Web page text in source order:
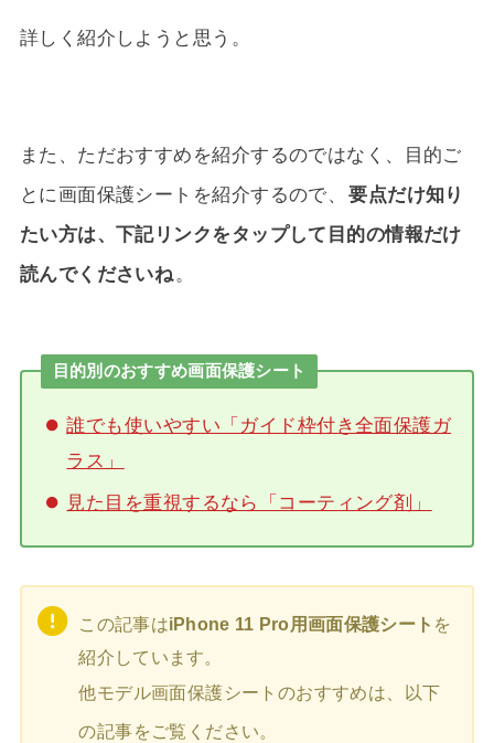
詳しく紹介しようと思う。
また、ただおすすめを紹介するのではなく、目的ご
とに画面保護シートを紹介するので、 要点だけ知り
たい方は、下記リンクをタップして目的の情報だけ
読んでくださいね 。
目的別のおすすめ画面保護シート
誰でも使いやすい「ガイド枠付き全面保護ガ
ラス」
見た目を重視するなら「コーティング剤」
この記事はiPhone 11 Pro用画面保護シート を
紹介しています。
他モデル画面保護シートのおすすめは、以下
の記事をご覧ください。